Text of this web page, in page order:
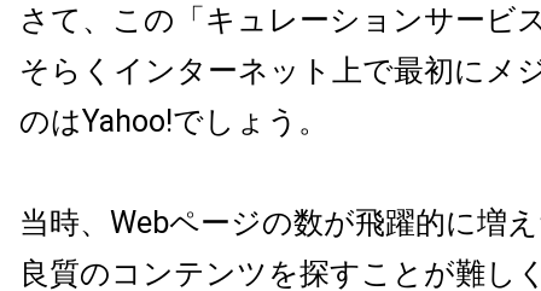
さて、この「キュレーションサービ
そらくインターネット上で最初にメ
のはYahoo!でしょう。
当時、Webページの数が飛躍的に増
良質のコンテンツを探すことが難し